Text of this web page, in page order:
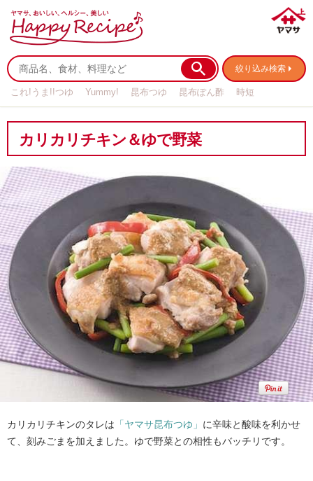
絞り込み検索
これ!うま!!つゆ Yummy! 昆布つゆ 昆布ぽん酢
時短
カリカリチキン＆ゆで野菜
カリカリチキンのタレは 「ヤマサ昆布つゆ」 に辛味と酸味を利かせ
て、刻みごまを加えました。ゆで野菜との相性もバッチリです。